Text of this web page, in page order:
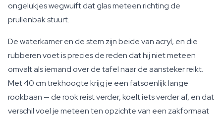
ongelukjes wegwuift dat glas meteen richting de
prullenbak stuurt.
De waterkamer en de stem zijn beide van acryl, en die
rubberen voet is precies de reden dat hij niet meteen
omvalt als iemand over de tafel naar de aansteker reikt.
Met 40 cm trekhoogte krijg je een fatsoenlijk lange
rookbaan — de rook reist verder, koelt iets verder af, en dat
verschil voel je meteen ten opzichte van een zakformaat